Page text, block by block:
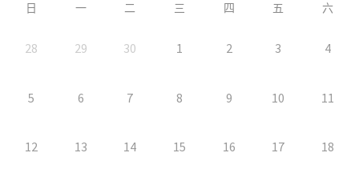
日 一 二 三 四 五 六
28 29 30 1 2 3 4
5 6 7 8 9 10 11
12 13 14 15 16 17 18